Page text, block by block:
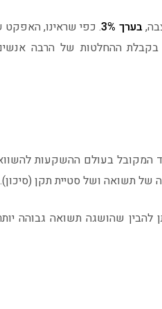
בערך 3%
. כפי שראינו,
בקבלת ההחלטות של הרבה
המקובל בעולם ההשקעות
של תשואה ושל סטיית תקן (סיכון).
להבין שהושגה תשואה גבוהה